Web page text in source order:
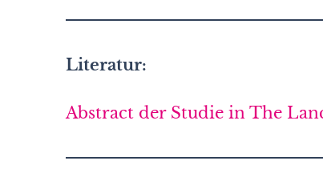
Literatur:
Abstract der Studie in The